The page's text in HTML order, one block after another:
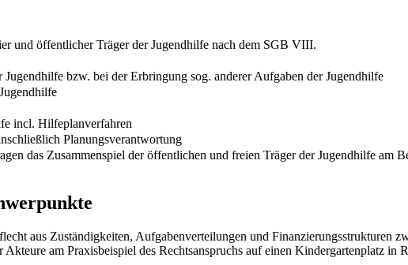
und öffentlicher Träger der Jugendhilfe nach dem SGB VIII.
bzw. bei der Erbringung sog. anderer Aufgaben der Jugendhilfe
incl. Hilfeplanverfahren
Planungsverantwortung
das Zusammenspiel der öffentlichen und freien Träger der Jugendhilfe am
aus Zuständigkeiten, Aufgabenverteilungen und Finanzierungsstrukturen
am Praxisbeispiel des Rechtsanspruchs auf einen Kindergartenplatz in